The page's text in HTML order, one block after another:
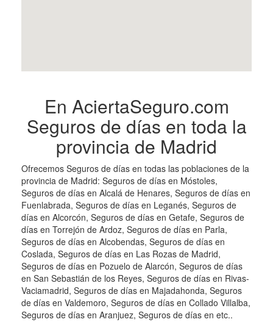
En AciertaSeguro.com
Seguros de días en toda la
provincia de Madrid
Ofrecemos Seguros de días en todas las poblaciones de la
provincia de Madrid: Seguros de días en Móstoles,
Seguros de días en Alcalá de Henares, Seguros de días en
Fuenlabrada, Seguros de días en Leganés, Seguros de
días en Alcorcón, Seguros de días en Getafe, Seguros de
días en Torrejón de Ardoz, Seguros de días en Parla,
Seguros de días en Alcobendas, Seguros de días en
Coslada, Seguros de días en Las Rozas de Madrid,
Seguros de días en Pozuelo de Alarcón, Seguros de días
en San Sebastián de los Reyes, Seguros de días en Rivas-
Vaciamadrid, Seguros de días en Majadahonda, Seguros
de días en Valdemoro, Seguros de días en Collado Villalba,
Seguros de días en Aranjuez, Seguros de días en etc..